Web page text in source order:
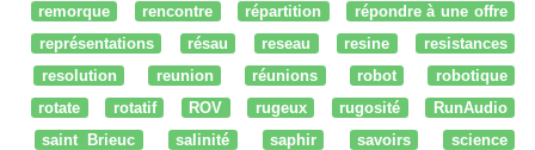
remorque
rencontre répartition
répondre à une offre
représentations
résau reseau resine
resistances
resolution
reunion réunions robot
robotique
rotate
rotatif ROV rugeux rugosité
RunAudio
saint Brieuc
salinité saphir savoirs
science